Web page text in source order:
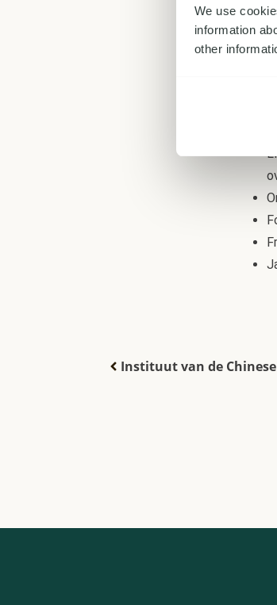
We use
information
other
1942.
1999
Instituut van de